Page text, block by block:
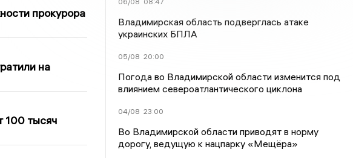
прокурора
на
100 тысяч
Владимирская область подверглась атаке
украинских БПЛА
05/08 20:00
Погода во Владимирской области изменится под
влиянием североатлантического циклона
04/08 23:00
Во Владимирской области приводят в норму
дорогу, ведущую к нацпарку «Мещёра»